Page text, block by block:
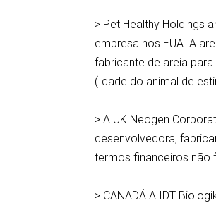
> Pet Healthy Holdings
empresa nos EUA. A
fabricante de areia
(Idade do animal de
> A UK Neogen
desenvolvedora,
termos financeiros não
> CANADÁ A IDT